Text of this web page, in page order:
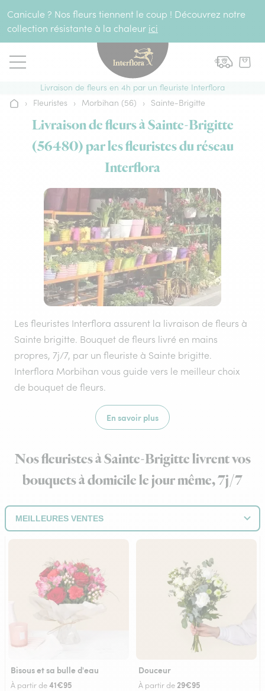
Canicule ? Nos fleurs tiennent le coup ! Découvrez notre
collection résistante à la chaleur ici
Livraison de fleurs en 4h par un fleuriste Interflora
Accueil
› Fleuristes › Morbihan (56) › Sainte-Brigitte
Livraison de fleurs à Sainte-Brigitte
(56480) par les fleuristes du réseau
Interflora
Les fleuristes Interflora assurent la livraison de fleurs à
Sainte brigitte. Bouquet de fleurs livré en mains
propres, 7j/7, par un fleuriste à Sainte brigitte.
Interflora Morbihan vous guide vers le meilleur choix
de bouquet de fleurs.
En savoir plus
Nos fleuristes à Sainte-Brigitte livrent vos
bouquets à domicile le jour même, 7j/7
Bisous et sa bulle d'eau
À partir de41€95
Douceur
À partir de29€95